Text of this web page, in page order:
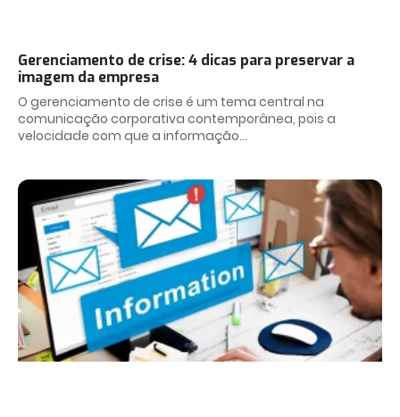
Gerenciamento de crise: 4 dicas para preservar a
imagem da empresa
O gerenciamento de crise é um tema central na
comunicação corporativa contemporânea, pois a
velocidade com que a informação